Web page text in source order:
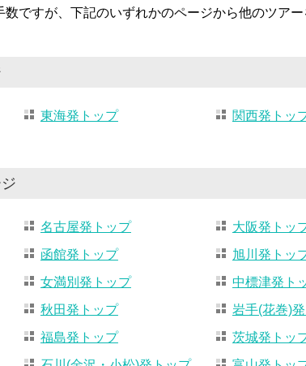
数ですが、下記のいずれかのページから他のツアー
東海発トップ 関西発トッ
名古屋発トップ 大阪発トッ
函館発トップ 旭川発トッ
女満別発トップ 中標津発ト
秋田発トップ 岩手(花巻)
福島発トップ 茨城発トッ